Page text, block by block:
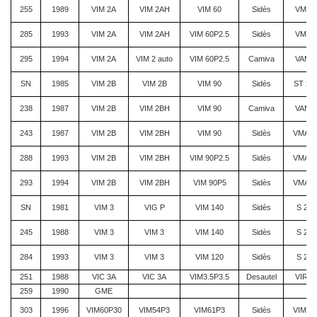
255 1989 VIM 2A VIM 2AH VIM 60 Sidès VMA
285 1993 VIM 2A VIM 2AH VIM 60P2.5 Sidès VMA
295 1994 VIM 2A VIM 2 auto VIM 60P2.5 Camiva VAM
SN 1985 VIM 2B VIM 2B VIM 90 Sidès ST
238 1987 VIM 2B VIM 2BH VIM 90 Camiva VAM
243 1987 VIM 2B VIM 2BH VIM 90 Sidès VMA
288 1993 VIM 2B VIM 2BH VIM 90P2.5 Sidès VMA
293 1994 VIM 2B VIM 2BH VIM 90P5 Sidès VMA
SN 1981 VIM 3 VIG P VIM 140 Sidès S
245 1988 VIM 3 VIM 3 VIM 140 Sidès S
284 1993 VIM 3 VIM 3 VIM 120 Sidès S
251 1988 VIC 3A VIC 3A VIM3.5P3.5 Desautel
259
1990 GME
303 1996 VIM60P30 VIM54P3 VIM61P3 Sidès